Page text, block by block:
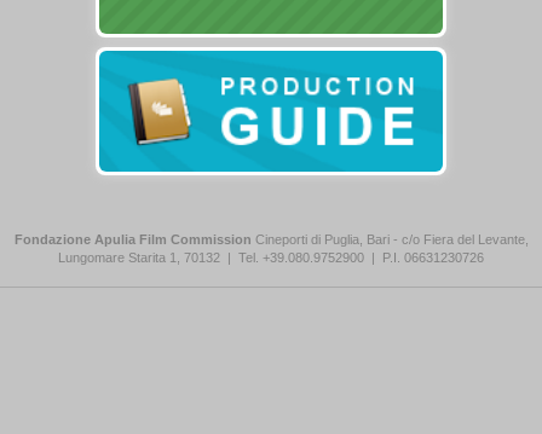
Fondazione Apulia Film Commission Cineporti di Puglia, Bari - c/o Fiera del Levante,
Lungomare Starita 1, 70132 | Tel. +39.080.9752900 | P.I. 06631230726